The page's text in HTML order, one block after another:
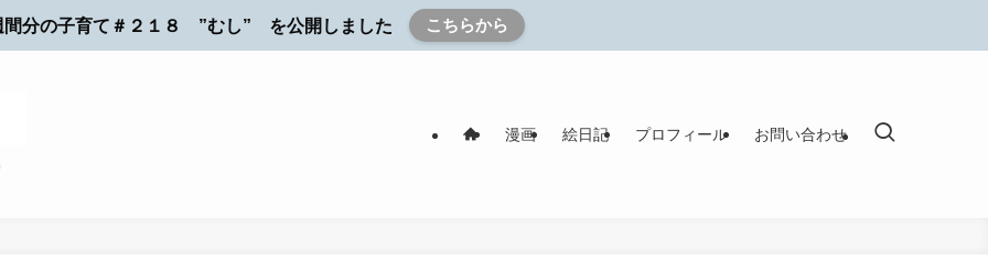
間分の子育て＃２１８ ”むし” を公開しました こちらから
漫画 絵日記 プロフィール お問い合わせ